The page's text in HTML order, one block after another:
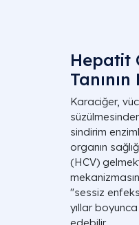
Hepatit
Karaciğer,
sindirim
organın
(HCV)
"sessiz
yıllar